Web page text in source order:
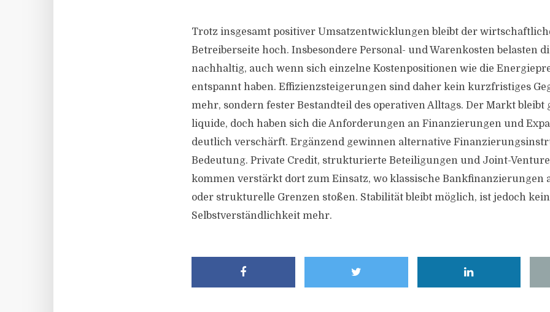
Trotz insgesamt positiver Umsatzentwicklungen bleibt der
Betreiberseite hoch. Insbesondere Personal- und Warenkosten belasten
nachhaltig, auch wenn sich einzelne Kostenpositionen wie die
entspannt haben. Effizienzsteigerungen sind daher kein kurzfristiges
mehr, sondern fester Bestandteil des operativen Alltags. Der Markt
liquide, doch haben sich die Anforderungen an Finanzierungen und
deutlich verschärft. Ergänzend gewinnen alternative
Bedeutung. Private Credit, strukturierte Beteiligungen und Joint-
kommen verstärkt dort zum Einsatz, wo klassische Bankfinanzierungen
oder strukturelle Grenzen stoßen. Stabilität bleibt möglich, ist jedoch
Selbstverständlichkeit mehr.